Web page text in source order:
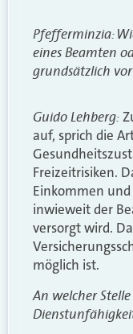
Pfefferminzia:
eines Beamten
grundsätzlich
Guido Lehberg:
auf, sprich die
Freizeitrisiken.
Einkommen
inwieweit der
versorgt wird.
möglich ist.
An welcher